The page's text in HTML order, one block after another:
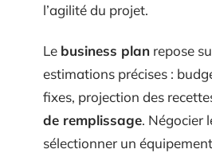
l’agilité du projet.
Le business plan repose
estimations précises :
fixes, projection des
de remplissage. Négocier
sélectionner un